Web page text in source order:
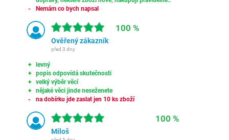
Nemám co bych napsal
100 %
Ověřený zákazník
před 3 dny
levný
popis odpovídá skutečnosti
velký výběr věcí
nějaké věci jinde neseženete
na dobírku jde zaslat jen 10 ks zboží
100 %
Miloš